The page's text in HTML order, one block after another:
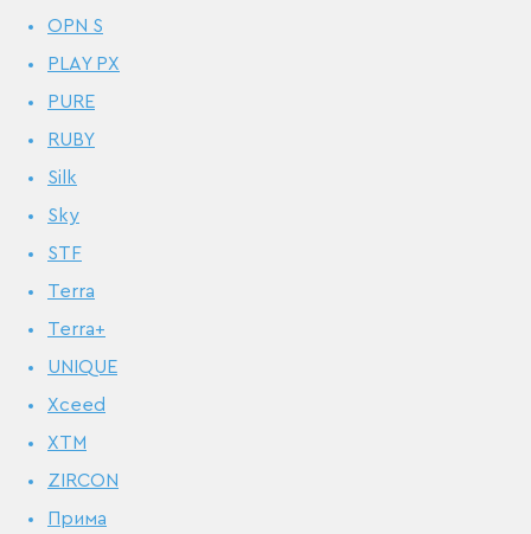
OPN S
PLAY PX
PURE
RUBY
Silk
Sky
STF
Terra
Terra+
UNIQUE
Xceed
XTM
ZIRCON
Прима